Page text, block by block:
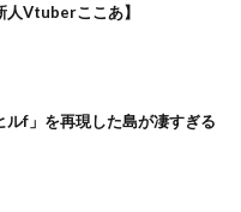
人Vtuberここあ】
ルf」を再現した島が凄すぎる